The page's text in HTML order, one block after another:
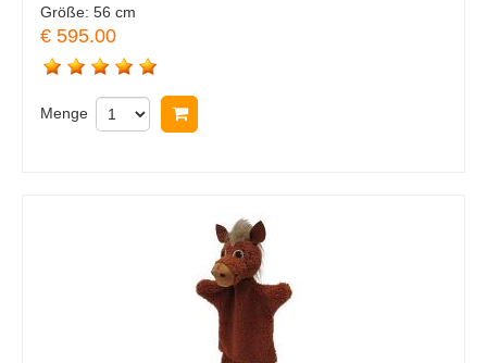
Größe: 56 cm
€ 595.00
Menge